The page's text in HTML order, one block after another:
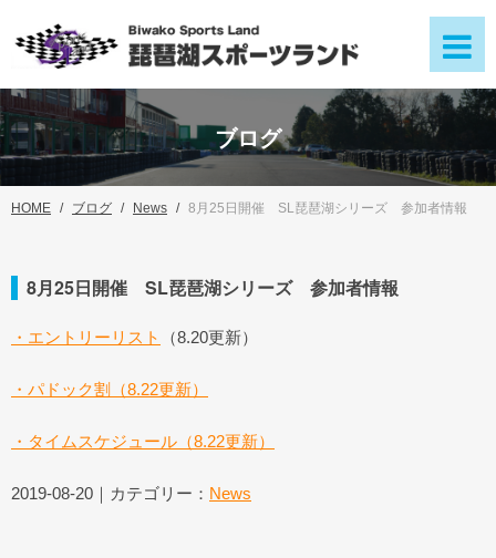
ブログ
HOME ブログ News 8月25日開催 SL琵琶湖シリーズ 参加者情報
8月25日開催 SL琵琶湖シリーズ 参加者情報
・エントリーリスト （8.20更新）
・パドック割（8.22更新）
・タイムスケジュール（8.22更新）
2019-08-20｜カテゴリー： News